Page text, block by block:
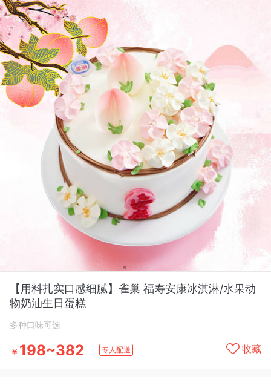
【用料扎实口感细腻】雀巢 福寿安康冰淇淋/水果动
物奶油生日蛋糕
多种口味可选
￥ 198~382 专人配送 收藏